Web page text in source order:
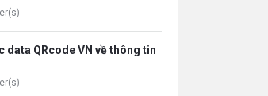
data QRcode VN về thông tin